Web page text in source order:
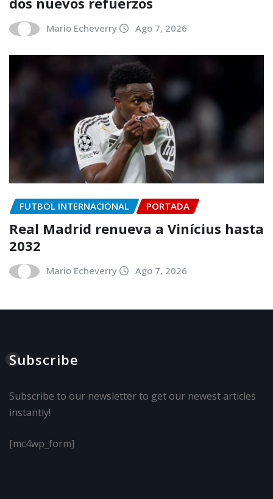
Mario Echeverry Ago 7, 2026
FUTBOL INTERNACIONAL PORTADA
Real Madrid renueva a Vinícius hasta
2032
Mario Echeverry Ago 7, 2026
Subscribe
Subscribe to our newsletter to get our newest articles
instantly!
[mc4wp_form]